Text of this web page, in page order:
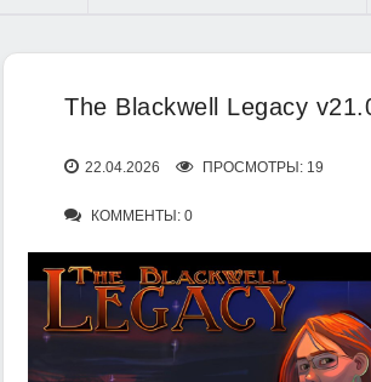
The Blackwell Legacy
22.04.2026 ПРОСМОТРЫ: 19
КОММЕНТЫ: 0